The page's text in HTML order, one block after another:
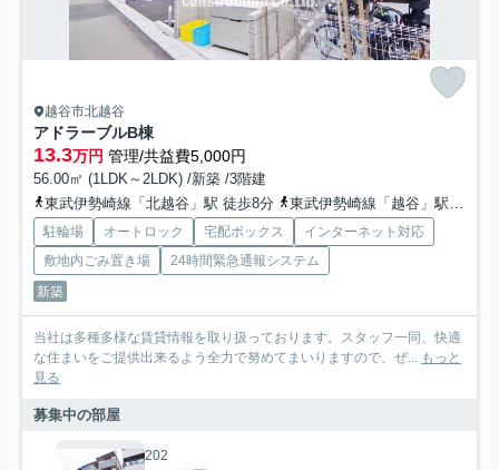
越谷市北越谷
アドラーブルB棟
13.3万円 管理/共益費5,000円
56.00㎡ (1LDK～2LDK) /新築 /3階建
東武伊勢崎線「北越谷」駅 徒歩8分
東武伊勢崎線「越谷」駅 徒歩26分
駐輪場 オートロック 宅配ボックス
インターネット対応
敷地内ごみ置き場
24時間緊急通報システム
新築
当社は多種多様な賃貸情報を取り扱っております。スタッフ一同、快適
な住まいをご提供出来るよう全力で努めてまいりますので、ぜ... もっと
見る
募集中の部屋
202